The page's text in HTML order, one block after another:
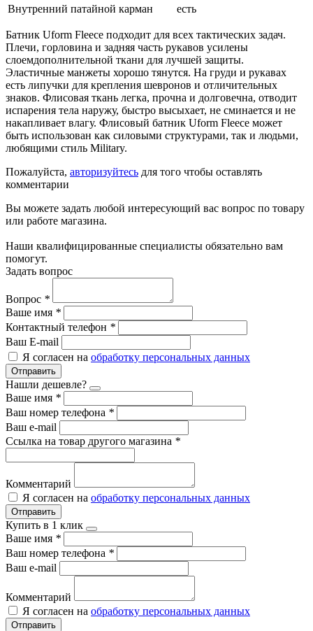
Внутренний патайной карман
есть
Батник Uform Fleece подходит для всех тактических задач.
Плечи, горловина и задняя часть рукавов усилены
слоемдополнительной ткани для лучшей защиты.
Эластичные манжеты хорошо тянутся. На груди и рукавах
есть липучки для крепления шевронов и отличительных
знаков. Флисовая ткань легка, прочна и долговечна, отводит
испарения тела наружу, быстро высыхает, не сминается и не
накапливает влагу. Флисовый батник Uform Fleece может
быть использован как силовыми структурами, так и людьми,
любящими стиль Military.
Пожалуйста, авторизуйтесь для того чтобы оставлять
комментарии
Вы можете задать любой интересующий вас вопрос по товару
или работе магазина.
Наши квалифицированные специалисты обязательно вам
помогут.
Задать вопрос
Вопрос *
Ваше имя *
Контактный телефон *
Ваш E-mail
Я согласен на обработку персональных данных
Отправить
Нашли дешевле?
Ваше имя *
Ваш номер телефона *
Ваш e-mail
Ссылка на товар другого магазина *
Комментарий
Я согласен на обработку персональных данных
Отправить
Купить в 1 клик
Ваше имя *
Ваш номер телефона *
Ваш e-mail
Комментарий
Я согласен на обработку персональных данных
Отправить